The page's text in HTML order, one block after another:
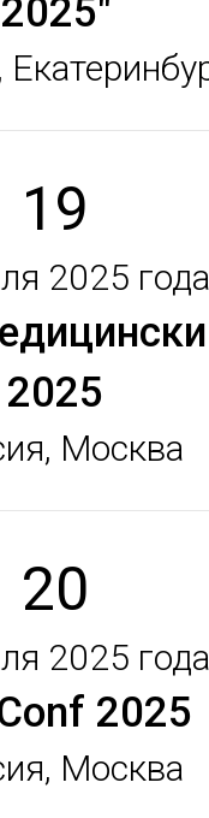
2025"
19
2025 года
2025
Москва
20
2025 года
2025
Москва